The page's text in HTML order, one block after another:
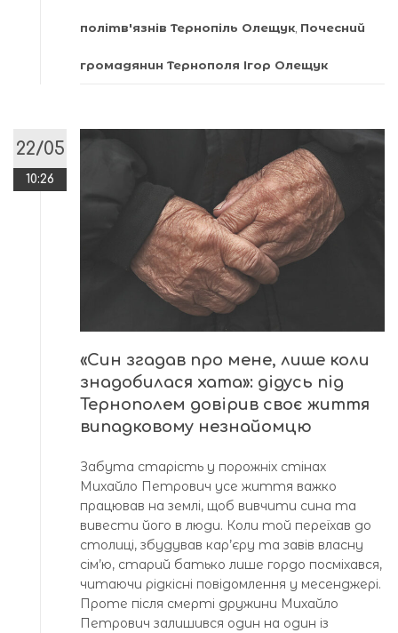
політв'язнів Тернопіль Олещук Почесний
громадянин Тернополя Ігор Олещук
22/05
10:26
«Син згадав про мене, лише коли
знадобилася хата»: дідусь під
Тернополем довірив своє життя
випадковому незнайомцю
Забута старість у порожніх стінах
Михайло Петрович усе життя важко
працював на землі, щоб вивчити сина та
вивести його в люди. Коли той переїхав до
столиці, збудував кар’єру та завів власну
сім’ю, старий батько лише гордо посміхався,
читаючи рідкісні повідомлення у месенджері.
Проте після смерті дружини Михайло
Петрович залишився один на один із